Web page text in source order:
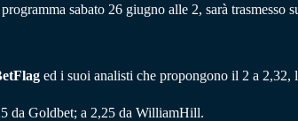
sabato 26 giugno alle 2, sarà trasmesso
ed i suoi analisti che propongono il 2 a 2,32,
da Goldbet; a 2,25 da WilliamHill.